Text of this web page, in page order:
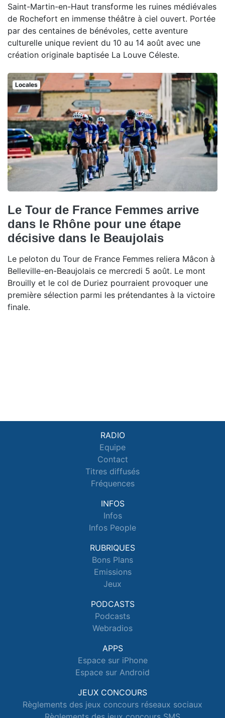
Saint-Martin-en-Haut transforme les ruines médiévales
de Rochefort en immense théâtre à ciel ouvert. Portée
par des centaines de bénévoles, cette aventure
culturelle unique revient du 10 au 14 août avec une
création originale baptisée La Louve Céleste.
Locales
Le Tour de France Femmes arrive
dans le Rhône pour une étape
décisive dans le Beaujolais
Le peloton du Tour de France Femmes reliera Mâcon à
Belleville-en-Beaujolais ce mercredi 5 août. Le mont
Brouilly et le col de Duriez pourraient provoquer une
première sélection parmi les prétendantes à la victoire
finale.
RADIO
Equipe
Contact
Titres diffusés
Fréquences
INFOS
Infos
Infos People
RUBRIQUES
Bons Plans
Emissions
Jeux
PODCASTS
Podcasts
Webradios
APPS
Espace sur iPhone
Espace sur Android
JEUX CONCOURS
Règlements des jeux concours réseaux sociaux